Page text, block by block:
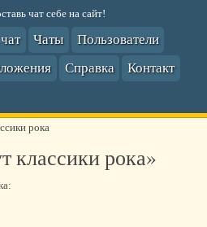
чат себе на сайт!
Чаты
Пользователи
Справка
Контакт
рока
классики рока»